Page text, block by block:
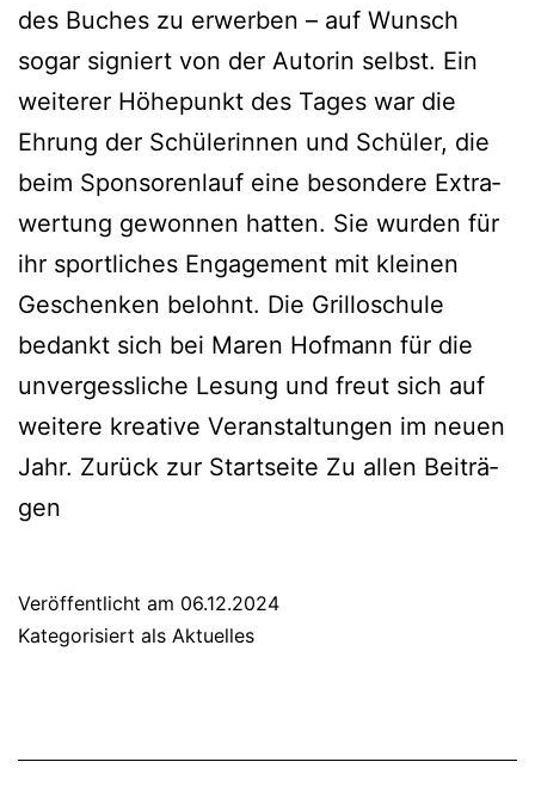
des Buches zu erwer­ben – auf Wunsch
sogar signiert von der Autorin selbst. Ein
wei­te­rer Höhe­punkt des Tages war die
Ehrung der Schü­le­rin­nen und Schü­ler, die
beim Spon­so­ren­lauf eine beson­de­re Extra­
wer­tung gewon­nen hat­ten. Sie wur­den für
ihr sport­li­ches Enga­ge­ment mit klei­nen
Geschen­ken belohnt. Die Gril­lo­schu­le
bedankt sich bei Maren Hof­mann für die
unver­gess­li­che Lesung und freut sich auf
wei­te­re krea­ti­ve Ver­an­stal­tun­gen im neu­en
Jahr. Zurück zur Start­sei­te Zu allen Bei­trä­
gen
Veröffentlicht am 06.12.2024
Kategorisiert als Aktuelles